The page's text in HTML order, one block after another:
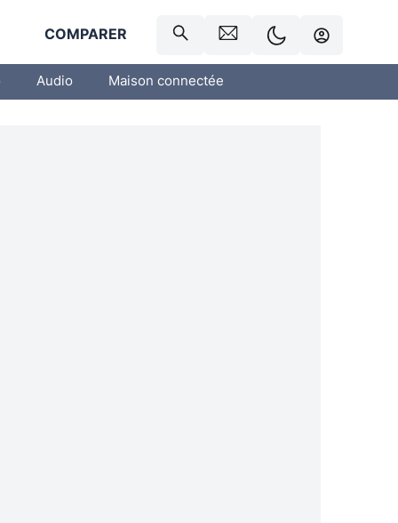
COMPARER
Audio Maison connectée